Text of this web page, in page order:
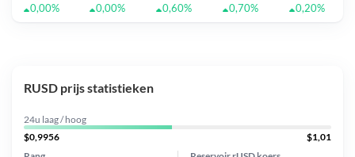
0,00%
0,00% 0,60% 0,70% 0,20%
RUSD prijs statistieken
24u laag / hoog
$0,9956
$1,01